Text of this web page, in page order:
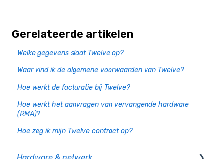
Gerelateerde artikelen
Welke gegevens slaat Twelve op?
Waar vind ik de algemene voorwaarden van Twelve?
Hoe werkt de facturatie bij Twelve?
Hoe werkt het aanvragen van vervangende hardware
(RMA)?
Hoe zeg ik mijn Twelve contract op?